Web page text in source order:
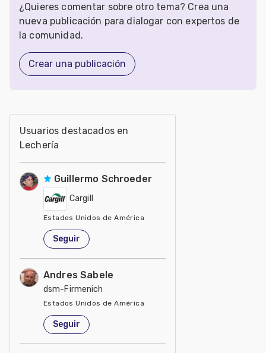
¿Quieres comentar sobre otro tema? Crea una
nueva publicación para dialogar con expertos de
la comunidad.
Crear una publicación
Usuarios destacados en
Lechería
Guillermo Schroeder
Cargill
Estados Unidos de América
Seguir
Andres Sabele
dsm-Firmenich
Estados Unidos de América
Seguir